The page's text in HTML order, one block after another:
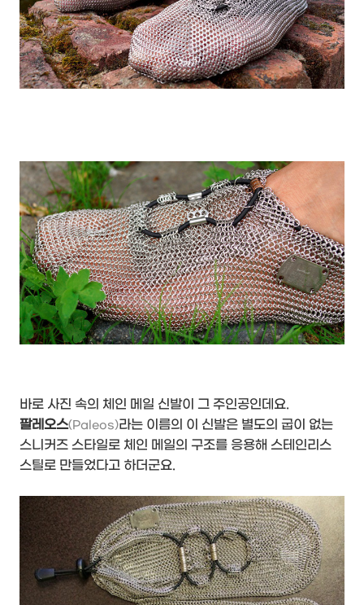
바로 사진 속의 체인 메일 신발이 그 주인공인데요.
팔레오스(Paleos)라는 이름의 이 신발은 별도의 굽이 없는
스니커즈 스타일로 체인 메일의 구조를 응용해 스테인리스
스틸로 만들었다고 하더군요.